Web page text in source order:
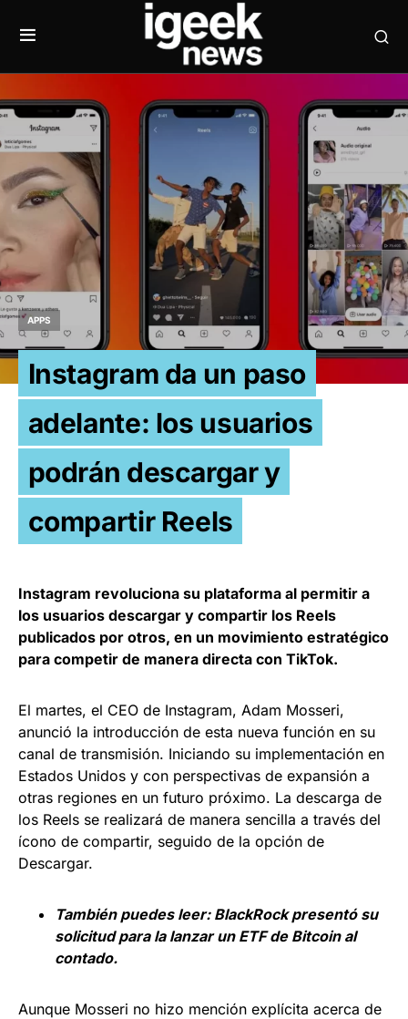
APPS
Instagram da un paso
adelante: los usuarios
podrán descargar y
compartir Reels
Instagram revoluciona su plataforma al permitir a
los usuarios descargar y compartir los Reels
publicados por otros, en un movimiento estratégico
para competir de manera directa con TikTok.
El martes, el CEO de Instagram, Adam Mosseri,
anunció la introducción de esta nueva función en su
canal de transmisión. Iniciando su implementación en
Estados Unidos y con perspectivas de expansión a
otras regiones en un futuro próximo. La descarga de
los Reels se realizará de manera sencilla a través del
ícono de compartir, seguido de la opción de
Descargar.
También puedes leer:BlackRock presentó su
solicitud para la lanzar un ETF de Bitcoin al
contado.
Aunque Mosseri no hizo mención explícita acerca de